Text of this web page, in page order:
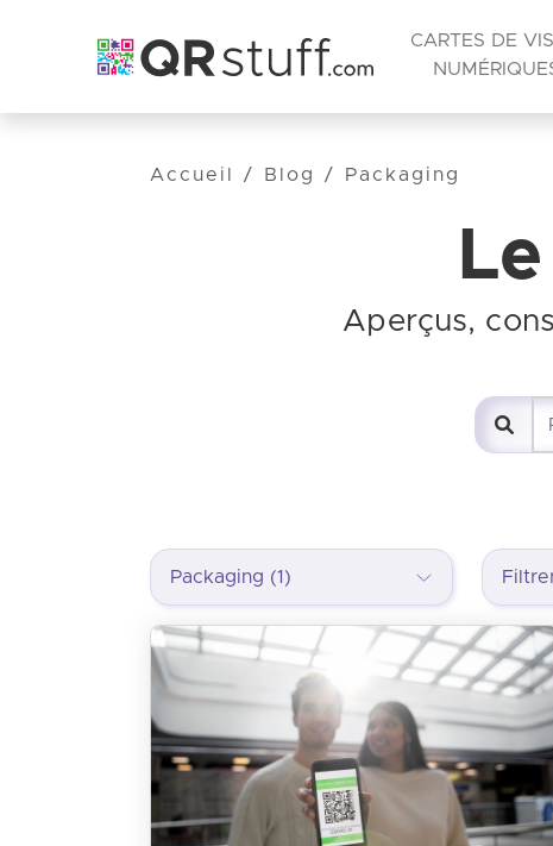
CARTES DE
Accueil / Blog / Packaging
Aperçus,
Packaging (1)